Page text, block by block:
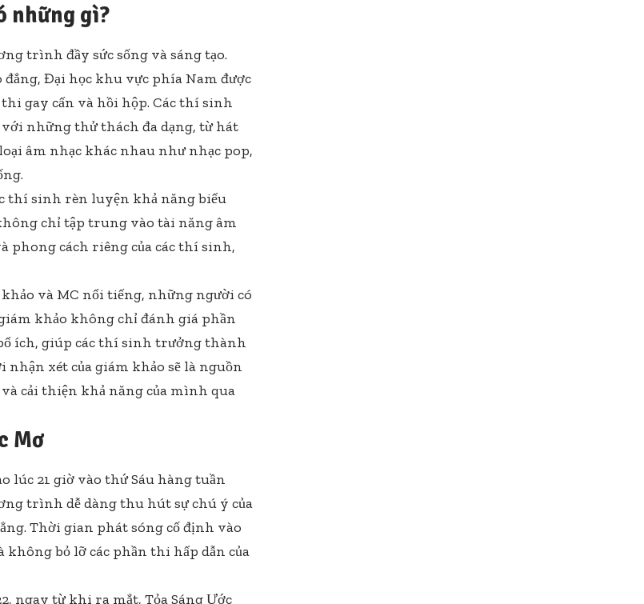
những gì?
trình đầy sức sống và sáng tạo.
Đại học khu vực phía Nam được
gay cấn và hồi hộp. Các thí sinh
những thử thách đa dạng, từ hát
âm nhạc khác nhau như nhạc pop,
thí sinh rèn luyện khả năng biểu
chỉ tập trung vào tài năng âm
phong cách riêng của các thí sinh,
và MC nổi tiếng, những người có
khảo không chỉ đánh giá phần
ích, giúp các thí sinh trưởng thành
xét của giám khảo sẽ là nguồn
cải thiện khả năng của mình qua
Mơ
lúc 21 giờ vào thứ Sáu hàng tuần
trình dễ dàng thu hút sự chú ý của
Thời gian phát sóng cố định vào
bỏ lỡ các phần thi hấp dẫn của
ngay từ khi ra mắt, Tỏa Sáng Ước